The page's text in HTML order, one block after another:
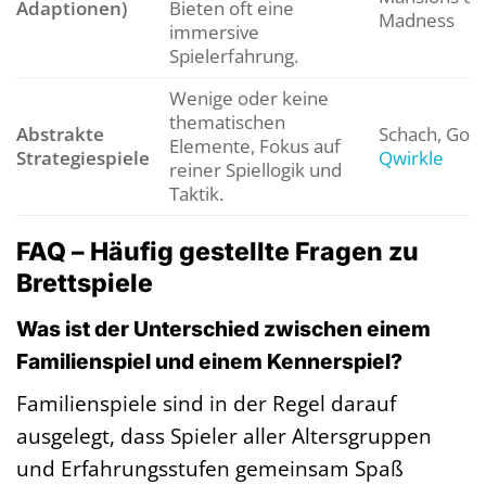
Adaptionen)
Bieten oft eine
immersive
Spielerfahrung.
Madness
Abstrakte
Strategiespiele
Wenige oder keine
thematischen
Elemente, Fokus auf
reiner Spiellogik und
Taktik.
Schach, Go,
Qwirkle
FAQ – Häufig gestellte Fragen zu
Brettspiele
Was ist der Unterschied zwischen einem
Familienspiel und einem Kennerspiel?
Familienspiele sind in der Regel darauf
ausgelegt, dass Spieler aller Altersgruppen
und Erfahrungsstufen gemeinsam Spaß